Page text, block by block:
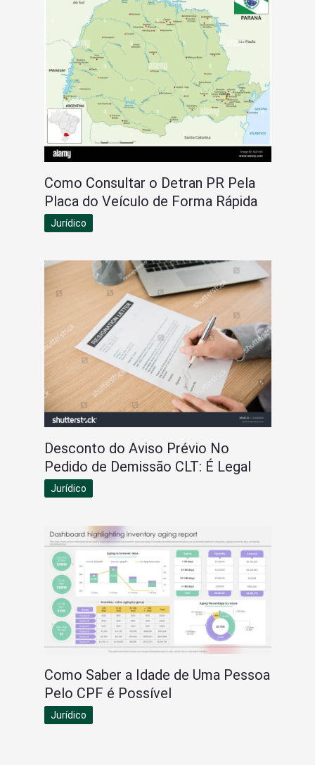
Como Consultar o Detran PR Pela
Placa do Veículo de Forma Rápida
Jurídico
Desconto do Aviso Prévio No
Pedido de Demissão CLT: É Legal
Jurídico
Como Saber a Idade de Uma Pessoa
Pelo CPF é Possível
Jurídico